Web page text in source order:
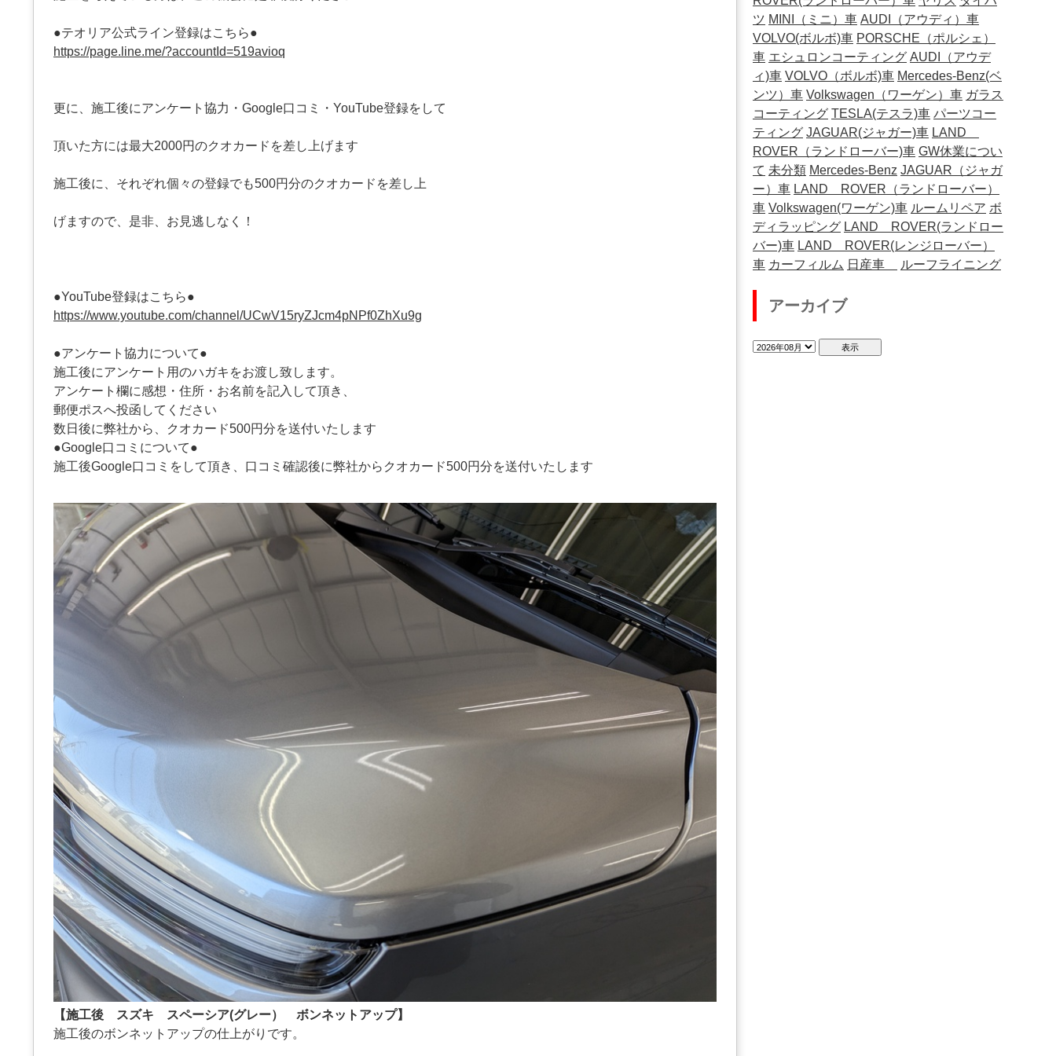
●テオリア公式ライン登録はこちら●
https://page.line.me/?accountId=519avioq
更に、施工後にアンケート協力・Google口コミ・YouTube登録をして
頂いた方には最大2000円のクオカードを差し上げます
施工後に、それぞれ個々の登録でも500円分のクオカードを差し上
げますので、是非、お見逃しなく！
●YouTube登録はこちら●
https://www.youtube.com/channel/UCwV15ryZJcm4pNPf0ZhXu9g
●アンケート協力について●
施工後にアンケート用のハガキをお渡し致します。
アンケート欄に感想・住所・お名前を記入して頂き、
郵便ポスへ投函してください
数日後に弊社から、クオカード500円分を送付いたします
●Google口コミについて●
施工後Google口コミをして頂き、口コミ確認後に弊社からクオカード500円分を送付いたします
【施工後 スズキ スペーシア(グレー） ボンネットアップ】
施工後のボンネットアップの仕上がりです。
ツ MINI（ミニ）車 AUDI（アウディ）車
VOLVO(ボルボ)車 PORSCHE（ポルシェ）
車 エシュロンコーティング AUDI（アウデ
ィ)車 VOLVO（ボルボ)車 Mercedes-Benz(ベ
ンツ）車 Volkswagen（ワーゲン）車 ガラス
コーティング TESLA(テスラ)車 パーツコー
ティング JAGUAR(ジャガー)車 LAND
ROVER（ランドローバー)車 GW休業につい
て 未分類 Mercedes-Benz JAGUAR（ジャガ
ー）車 LAND ROVER（ランドローバー）
車 Volkswagen(ワーゲン)車 ルームリペア ボ
ディラッピング LAND ROVER(ランドロー
バー)車 LAND ROVER(レンジローバー）
車 カーフィルム 日産車 ルーフライニング
アーカイブ